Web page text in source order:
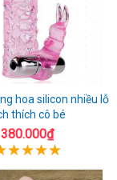
hoa silicon nhiều lỗ
thích cô bé
380.000₫